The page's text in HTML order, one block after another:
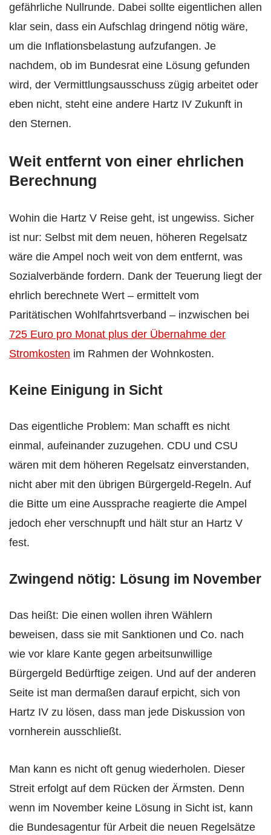
gefährliche Nullrunde. Dabei sollte eigentlichen allen
klar sein, dass ein Aufschlag dringend nötig wäre,
um die Inflationsbelastung aufzufangen. Je
nachdem, ob im Bundesrat eine Lösung gefunden
wird, der Vermittlungsausschuss zügig arbeitet oder
eben nicht, steht eine andere Hartz IV Zukunft in
den Sternen.
Weit entfernt von einer ehrlichen
Berechnung
Wohin die Hartz V Reise geht, ist ungewiss. Sicher
ist nur: Selbst mit dem neuen, höheren Regelsatz
wäre die Ampel noch weit von dem entfernt, was
Sozialverbände fordern. Dank der Teuerung liegt der
ehrlich berechnete Wert – ermittelt vom
Paritätischen Wohlfahrtsverband – inzwischen bei
725 Euro pro Monat plus der Übernahme der
Stromkosten im Rahmen der Wohnkosten.
Keine Einigung in Sicht
Das eigentliche Problem: Man schafft es nicht
einmal, aufeinander zuzugehen. CDU und CSU
wären mit dem höheren Regelsatz einverstanden,
nicht aber mit den übrigen Bürgergeld-Regeln. Auf
die Bitte um eine Aussprache reagierte die Ampel
jedoch eher verschnupft und hält stur an Hartz V
fest.
Zwingend nötig: Lösung im November
Das heißt: Die einen wollen ihren Wählern
beweisen, dass sie mit Sanktionen und Co. nach
wie vor klare Kante gegen arbeitsunwillige
Bürgergeld Bedürftige zeigen. Und auf der anderen
Seite ist man dermaßen darauf erpicht, sich von
Hartz IV zu lösen, dass man jede Diskussion von
vornherein ausschließt.
Man kann es nicht oft genug wiederholen. Dieser
Streit erfolgt auf dem Rücken der Ärmsten. Denn
wenn im November keine Lösung in Sicht ist, kann
die Bundesagentur für Arbeit die neuen Regelsätze